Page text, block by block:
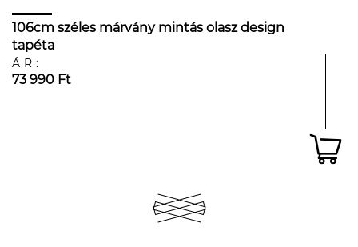
106cm széles márvány mintás olasz design
tapéta
ÁR:
73 990 Ft